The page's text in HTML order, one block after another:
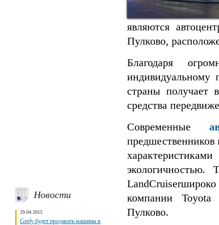
Новости
29.04.2015
Geely будет продавать машины в
являются
Пулково,
Благодаря
индивидуальному
страны получает
средства
Современные
LandCruiserшироко
компании
Пулково.